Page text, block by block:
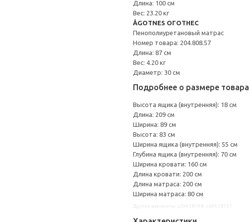
Длина: 100 см
Вес: 23.20 кг
ÅGOTNES ОГОТНЕС
Пенополиуретановый матрас
Номер товара: 204.808.57
Длина: 87 см
Вес: 4.20 кг
Диаметр: 30 см
Подробнее о размере товара
Высота ящика (внутренняя): 18 см
Длина: 209 см
Ширина: 89 см
Высота: 83 см
Ширина ящика (внутренняя): 55 см
Глубина ящика (внутренняя): 70 см
Ширина кровати: 160 см
Длина кровати: 200 см
Длина матраса: 200 см
Ширина матраса: 80 см